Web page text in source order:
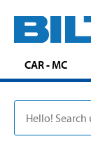
CAR - MC